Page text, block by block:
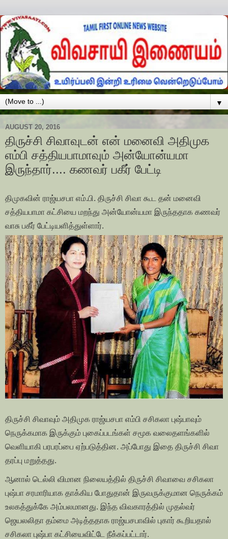
▼
AUGUST 20, 2016
திருச்சி சிவாவுடன் என் மனைவி அதிமுக
எம்பி சத்தியபாமாவும் அன்யோன்யமா
இருந்தார்.... கணவர் பகீர் பேட்டி
திமுகவின் ராஜ்யசபா எம்.பி. திருச்சி சிவா கூட தன் மனைவி
சத்தியபாமா கட்சியை மறந்து அன்யோன்யமா இருந்ததாக கணவர்
வாசு பகீர் பேட்டியளித்துள்ளார்.
திருச்சி சிவாவும் அதிமுக ராஜ்யசபா எம்பி சசிகலா புஷ்பாவும்
நெருக்கமாக இருக்கும் புகைப்படங்கள் சமூக வலைதளங்களில்
வெளியாகி பரபரப்பை ஏற்படுத்தின. அப்போது இதை திருச்சி சிவா
தரப்பு மறுத்தது.
ஆனால் டெல்லி விமான நிலையத்தில் திருச்சி சிவாவை சசிகலா
புஷ்பா சரமாரியாக தாக்கிய போதுதான் இருவருக்குமான நெருக்கம்
உலகத்துக்கே அம்பலமானது. இந்த விவகாரத்தில் முதல்வர்
ஜெயலலிதா தம்மை அடித்ததாக ராஜ்யசபாவில் புகார் கூறியதால்
சசிகலா புஷ்பா கட்சியைவிட்டே நீக்கப்பட்டார்.